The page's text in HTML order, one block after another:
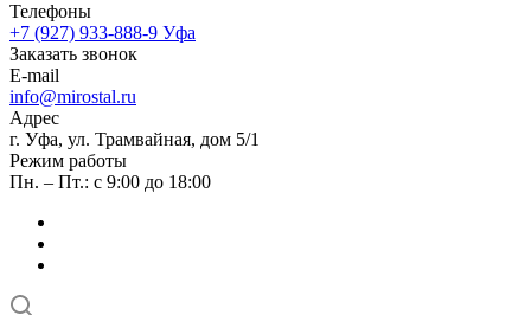
Телефоны
+7 (927) 933-888-9 Уфа
Заказать звонок
E-mail
info@mirostal.ru
Адрес
г. Уфа, ул. Трамвайная, дом 5/1
Режим работы
Пн. – Пт.: с 9:00 до 18:00